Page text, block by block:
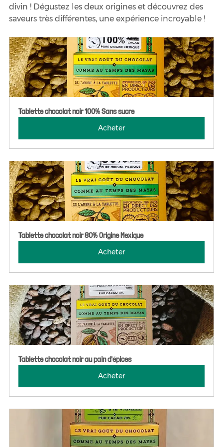
divin ! Dégustez les deux origines et découvrez des
saveurs très différentes, une expérience incroyable !
Tablette chocolat noir 100% Sans sucre
Acheter
Tablette chocolat noir 80% Origine Mexique
Acheter
Tablette chocolat noir au pain d'épices
Acheter